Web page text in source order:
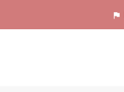
